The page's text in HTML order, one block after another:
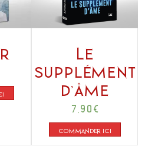
Le
Supplément
d’âme
7,90 €
COMMANDER ICI